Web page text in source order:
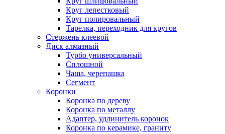
Круг лепестковый
Круг полировальный
Тарелка, переходник для кругов
Стержень клеевой
Диск алмазный
Турбо универсальный
Сплошной
Чаша, черепашка
Сегмент
Коронки
Коронка по дереву
Коронка по металлу
Адаптер, удлинитель коронок
Коронка по керамике, граниту